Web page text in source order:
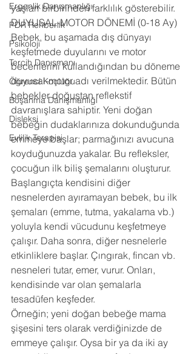
Ergenlik Danışmanlığı
PDR Rehberlik
Psikoloji
Tercih Danışmanı
Öğrenci Koçluğu
Boşanma Danışmanlığı
Disleksi
Evlilik Terapisi
yaşları birbirinden farklılık gösterebilir.
DUYUSAL-MOTOR DÖNEMİ (0-18 Ay)
Bebek, bu aşamada dış dünyayı
keşfetmede duyularını ve motor
becerilerini kullandığından bu döneme
duyusal-motor adı verilmektedir. Bütün
bebekler doğuştan reflekstif
davranışlara sahiptir. Yeni doğan
bebeğin dudaklarınıza dokunduğunda
emmeye başlar; parmağınızı avucuna
koyduğunuzda yakalar. Bu refleksler,
çocuğun ilk biliş şemalarını oluşturur.
Başlangıçta kendisini diğer
nesnelerden ayıramayan bebek, bu ilk
şemaları (emme, tutma, yakalama vb.)
yoluyla kendi vücudunu keşfetmeye
çalışır. Daha sonra, diğer nesnelerle
etkinliklere başlar. Çıngırak, fincan vb.
nesneleri tutar, emer, vurur. Onları,
kendisinde var olan şemalarla
tesadüfen keşfeder.
Örneğin; yeni doğan bebeğe mama
şişesini ters olarak verdiğinizde de
emmeye çalışır. Oysa bir ya da iki ay